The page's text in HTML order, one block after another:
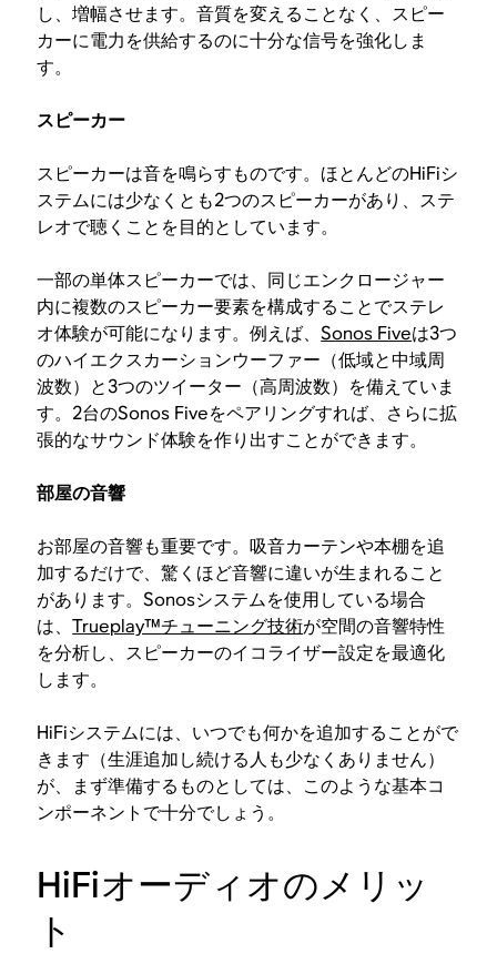
し、増幅させます。音質を変えることなく、スピー
カーに電力を供給するのに十分な信号を強化しま
す。
スピーカー
スピーカーは音を鳴らすものです。ほとんどのHiFiシ
ステムには少なくとも2つのスピーカーがあり、ステ
レオで聴くことを目的としています。
一部の単体スピーカーでは、同じエンクロージャー
内に複数のスピーカー要素を構成することでステレ
オ体験が可能になります。例えば、Sonos Fiveは3つ
のハイエクスカーションウーファー（低域と中域周
波数）と3つのツイーター（高周波数）を備えていま
す。2台のSonos Fiveをペアリングすれば、さらに拡
張的なサウンド体験を作り出すことができます。
部屋の音響
お部屋の音響も重要です。吸音カーテンや本棚を追
加するだけで、驚くほど音響に違いが生まれること
があります。Sonosシステムを使用している場合
は、Trueplay™チューニング技術が空間の音響特性
を分析し、スピーカーのイコライザー設定を最適化
します。
HiFiシステムには、いつでも何かを追加することがで
きます（生涯追加し続ける人も少なくありません）
が、まず準備するものとしては、このような基本コ
ンポーネントで十分でしょう。
HiFiオーディオのメリッ
ト